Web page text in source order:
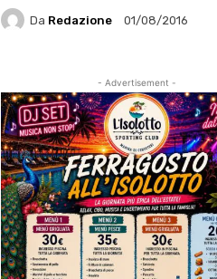
Da Redazione 01/08/2016
- Advertisement -